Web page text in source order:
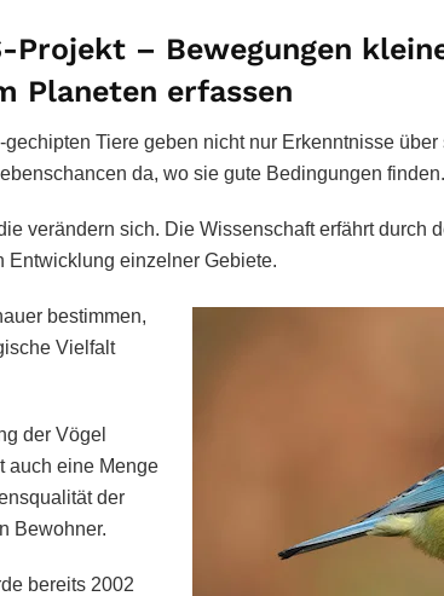
Projekt – Bewegungen
Planeten erfassen
gechipten Tiere geben nicht nur Erkenntnisse
da, wo sie gute Bedingungen finden.
verändern sich. Die Wissenschaft erfährt durch
Entwicklung einzelner Gebiete.
bestimmen,
Vielfalt
der Vögel
auch eine Menge
der
Bewohner.
bereits 2002